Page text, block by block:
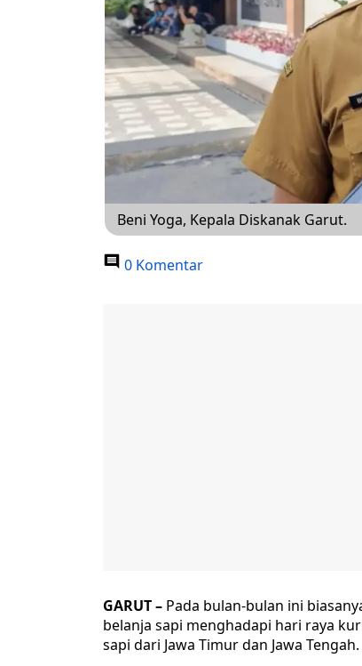
Beni Yoga, Kepala Diskanak Garut.
0 Komentar
GARUT – Pada bulan-bulan ini
belanja sapi menghadapi hari raya
sapi dari Jawa Timur dan Jawa Tengah.